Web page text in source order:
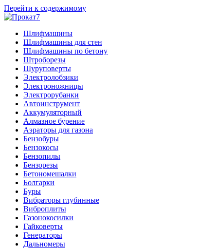
Перейти к содержимому
Шлифмашины
Шлифмашины для стен
Шлифмашины по бетону
Штроборезы
Шуруповерты
Электролобзики
Электроножницы
Электрорубанки
Автоинструмент
Аккумуляторный
Алмазное бурение
Аэраторы для газона
Бензобуры
Бензокосы
Бензопилы
Бензорезы
Бетономешалки
Болгарки
Буры
Вибраторы глубинные
Виброплиты
Газонокосилки
Гайковерты
Генераторы
Дальномеры